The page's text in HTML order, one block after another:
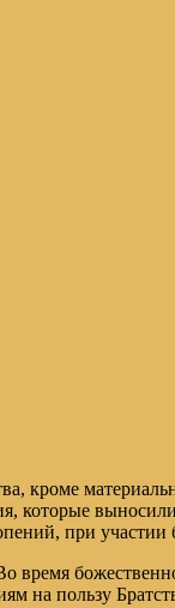
кроме
которые
при участии
время
на пользу